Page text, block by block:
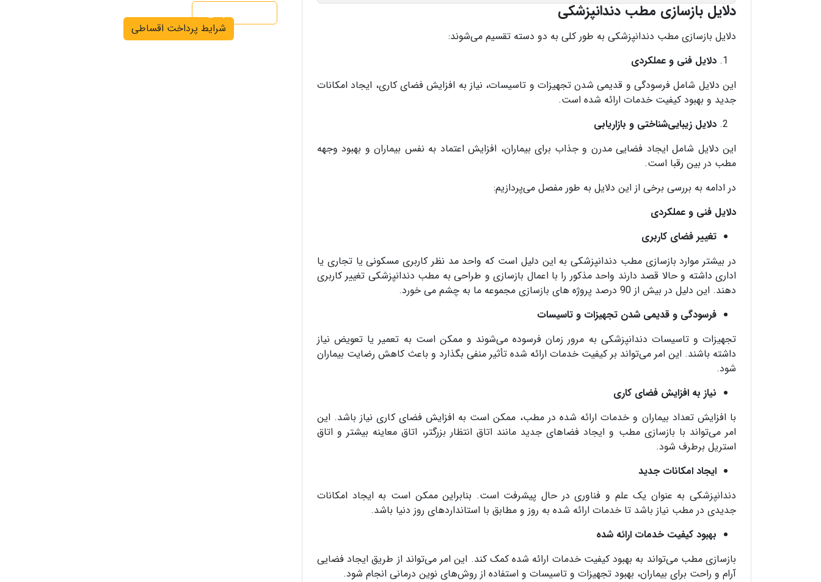
دلایل بازسازی مطب دندانپزشکی
دلایل بازسازی مطب دندانپزشکی به طور کلی به دو دسته تقسیم می‌شوند:
دلایل فنی و عملکردی
این دلایل شامل فرسودگی و قدیمی شدن تجهیزات و تاسیسات، نیاز به افزایش فضای کاری، ایجاد امکانات
جدید و بهبود کیفیت خدمات ارائه شده است.
دلایل زیبایی‌شناختی و بازاریابی
این دلایل شامل ایجاد فضایی مدرن و جذاب برای بیماران، افزایش اعتماد به نفس بیماران و بهبود وجهه
مطب در بین رقبا است.
در ادامه به بررسی برخی از این دلایل به طور مفصل می‌پردازیم:
دلایل فنی و عملکردی
تغییر فضای کاربری
در بیشتر موارد بازسازی مطب دندانپزشکی به این دلیل است که واحد مد نظر کاربری مسکونی یا تجاری یا
اداری داشته و حالا قصد دارند واحد مذکور را با اعمال بازسازی و طراحی به مطب دندانپزشکی تغییر کاربری
دهند. این دلیل در بیش از 90 درصد پروژه های بازسازی مجموعه ما به چشم می خورد.
فرسودگی و قدیمی شدن تجهیزات و تاسیسات
تجهیزات و تاسیسات دندانپزشکی به مرور زمان فرسوده می‌شوند و ممکن است به تعمیر یا تعویض نیاز
داشته باشند. این امر می‌تواند بر کیفیت خدمات ارائه شده تأثیر منفی بگذارد و باعث کاهش رضایت بیماران
شود.
نیاز به افزایش فضای کاری
با افزایش تعداد بیماران و خدمات ارائه شده در مطب، ممکن است به افزایش فضای کاری نیاز باشد. این
امر می‌تواند با بازسازی مطب و ایجاد فضاهای جدید مانند اتاق انتظار بزرگتر، اتاق معاینه بیشتر و اتاق
استریل برطرف شود.
ایجاد امکانات جدید
دندانپزشکی به عنوان یک علم و فناوری در حال پیشرفت است. بنابراین ممکن است به ایجاد امکانات
جدیدی در مطب نیاز باشد تا خدمات ارائه شده به روز و مطابق با استانداردهای روز دنیا باشد.
بهبود کیفیت خدمات ارائه شده
بازسازی مطب می‌تواند به بهبود کیفیت خدمات ارائه شده کمک کند. این امر می‌تواند از طریق ایجاد فضایی
آرام و راحت برای بیماران، بهبود تجهیزات و تاسیسات و استفاده از روش‌های نوین درمانی انجام شود.
شرایط پرداخت اقساطی